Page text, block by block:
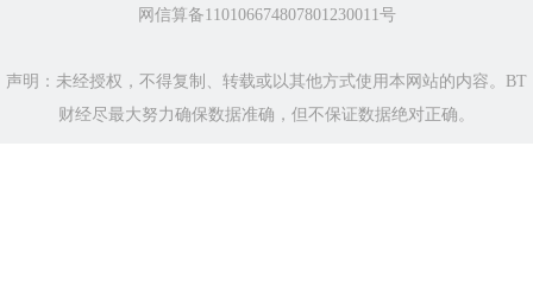
网信算备110106674807801230011号
声明：未经授权，不得复制、转载或以其他方式使用本网站的内容。BT
财经尽最大努力确保数据准确，但不保证数据绝对正确。